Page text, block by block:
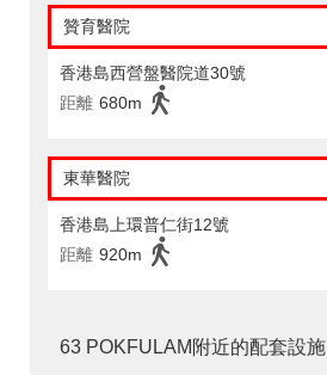
贊育醫院
香港島西營盤醫院道30號
距離 680m
東華醫院
香港島上環普仁街12號
距離 920m
63 POKFULAM附近的配套設施